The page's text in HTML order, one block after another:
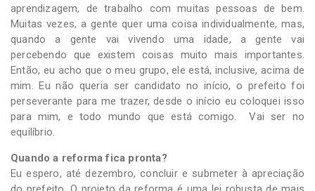
aprendizagem, de trabalho com muitas pessoas de bem.
Muitas vezes, a gente quer uma coisa individualmente, mas,
quando a gente vai vivendo uma idade, a gente vai
percebendo que existem coisas muito mais importantes.
Então, eu acho que o meu grupo, ele está, inclusive, acima de
mim. Eu não queria ser candidato no início, o prefeito foi
perseverante para me trazer, desde o início eu coloquei isso
para mim, e todo mundo que está comigo. Vai ser no
equilíbrio.
Quando a reforma fica pronta?
Eu espero, até dezembro, concluir e submeter à apreciação